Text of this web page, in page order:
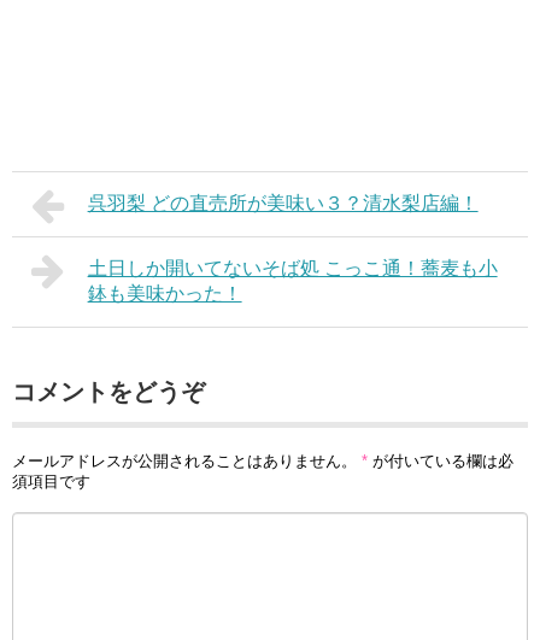
呉羽梨 どの直売所が美味い３？清水梨店編！
土日しか開いてないそば処 こっこ通！蕎麦も小
鉢も美味かった！
コメントをどうぞ
メールアドレスが公開されることはありません。 * が付いている欄は必
須項目です